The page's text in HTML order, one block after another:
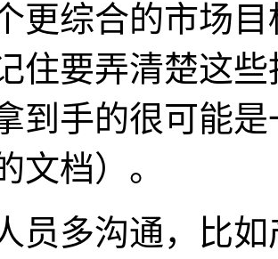
更综合的市场
住要弄清楚这
到手的很可能
文档）。
员多沟通，比